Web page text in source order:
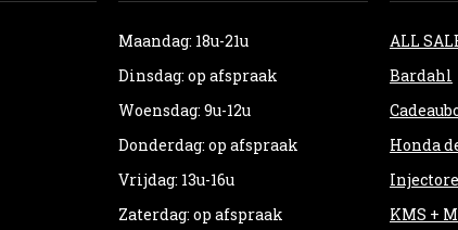
Maandag: 18u-21u
Dinsdag: op afspraak
Woensdag: 9u-12u
Donderdag: op afspraak
Vrijdag: 13u-16u
Zaterdag: op afspraak
ALL
Bardahl
Honda
KMS +